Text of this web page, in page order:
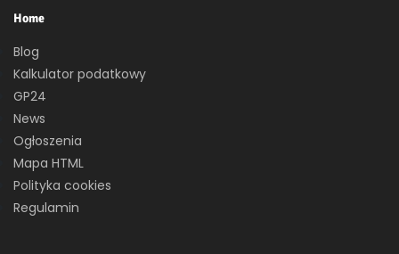
Home
Blog
Kalkulator podatkowy
GP24
News
Ogłoszenia
Mapa HTML
Polityka cookies
Regulamin